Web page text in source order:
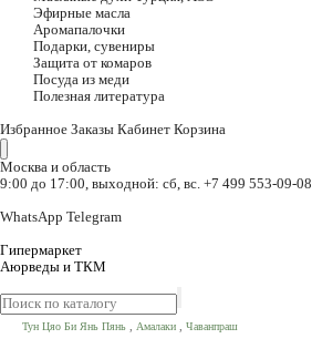
Эфирные масла
Аромапалочки
Подарки, сувениры
Защита от комаров
Посуда из меди
Полезная литература
Избранное Заказы Кабинет Корзина
Москва и область
9:00 до 17:00, выходной: сб, вс. +7 499 553-09-08
WhatsApp Telegram
Гипермаркет
Аюрведы и ТКМ
Тун Цяо Би Янь Пянь Амалаки Чаванпраш